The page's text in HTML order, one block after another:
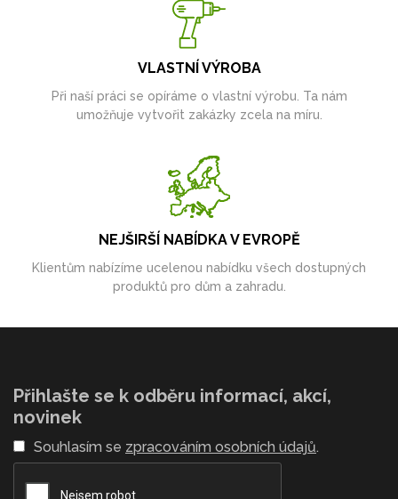
VLASTNÍ VÝROBA
Při naší práci se opíráme o vlastní výrobu. Ta nám
umožňuje vytvořit zakázky zcela na míru.
NEJŠIRŠÍ NABÍDKA V EVROPĚ
Klientům nabízíme ucelenou nabídku všech dostupných
produktů pro dům a zahradu.
Přihlašte se k odběru informací, akcí,
novinek
Souhlasím se zpracováním osobních údajů.